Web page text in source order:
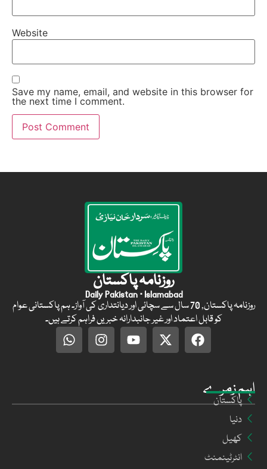
Website
Save my name, email, and website in this browser for
the next time I comment.
اہم زمرے
پاکستان
دنیا
کھیل
انٹرٹینمنٹ
روزنامہ پاکستان
Daily Pakistan · Islamabad
روزنامہ پاکستان, 70 سال سے سچائی اور دیانتداری کی آواز۔ ہم پاکستانی عوام
کو قابل اعتماد اور غیر جانبدارانہ خبریں فراہم کرتے ہیں۔